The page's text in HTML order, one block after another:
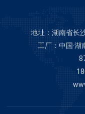
地址：湖南省长
工厂：中国·